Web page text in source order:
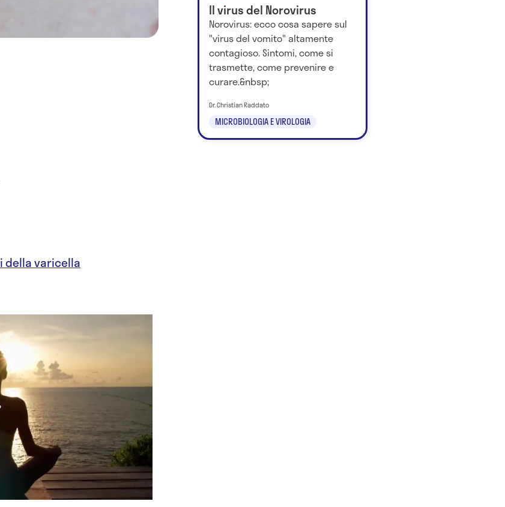
della varicella
Il virus del Norovirus
Norovirus: ecco cosa sapere sul
"virus del vomito" altamente
contagioso. Sintomi, come si
trasmette, come prevenire e
curare.&nbsp;
MICROBIOLOGIA E VIROLOGIA
Dr. Christian Raddato